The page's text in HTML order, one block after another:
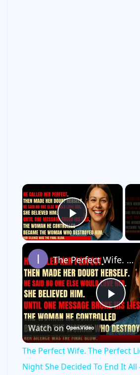
×
Play
P
l
a
The Perfect Wife. The Perfect Lie. Until The Night She Decided To End It All — Her Way.
Watch on
The Perfect Wife. The Perfect
Night She Decided To End It